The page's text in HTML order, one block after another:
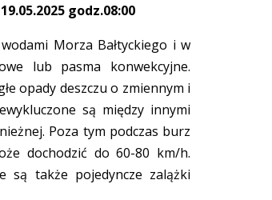
godz.08:00
Morza Bałtyckiego i w
lub pasma konwekcyjne.
opady deszczu o zmiennym i
są między innymi
Poza tym podczas burz
dochodzić do 60-80 km/h.
są także pojedyncze zalążki